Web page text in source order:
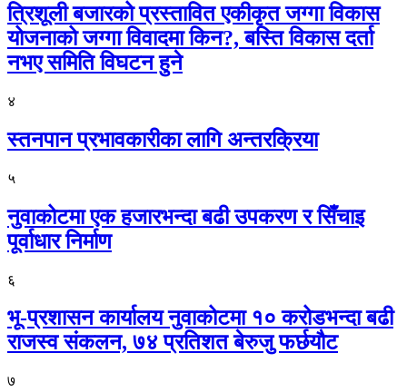
त्रिशूली बजारको प्रस्तावित एकीकृत जग्गा विकास
योजनाको जग्गा विवादमा किन?, बस्ति विकास दर्ता
नभए समिति विघटन हुने
४
स्तनपान प्रभावकारीका लागि अन्तरक्रिया
५
नुवाकोटमा एक हजारभन्दा बढी उपकरण र सिँचाइ
पूर्वाधार निर्माण
६
भू-प्रशासन कार्यालय नुवाकोटमा १० करोडभन्दा बढी
राजस्व संकलन, ७४ प्रतिशत बेरुजु फर्छयौट
७